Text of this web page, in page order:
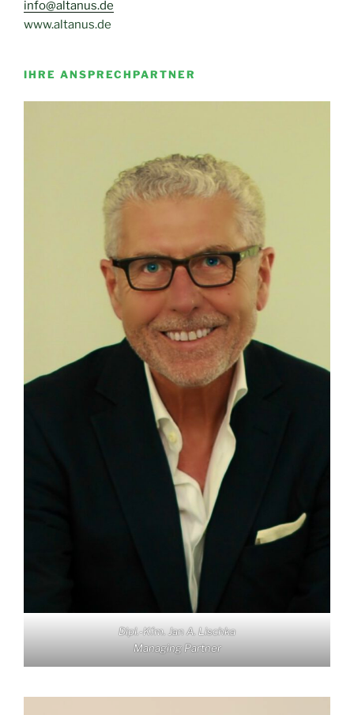
info@altanus.de
www.altanus.de
IHRE ANSPRECHPARTNER
Dipl.-Kfm. Jan A. Lischka
Managing Partner